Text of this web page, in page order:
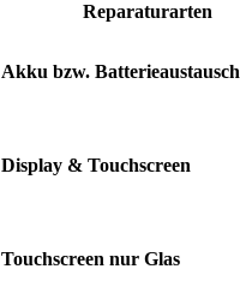
Reparaturarten
Akku bzw. Batterieaustausch
Display & Touchscreen
Touchscreen nur Glas